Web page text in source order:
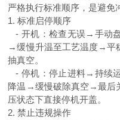
严格执行标准顺序，是避免
1. 标准启停顺序
- 开机：检查无误→手动
→缓慢升温至工艺温度→平
抽真空。
- 停机：停止进料→持续
降温→缓慢破除真空→最后
压状态下直接停机开盖。
2. 禁止违规操作